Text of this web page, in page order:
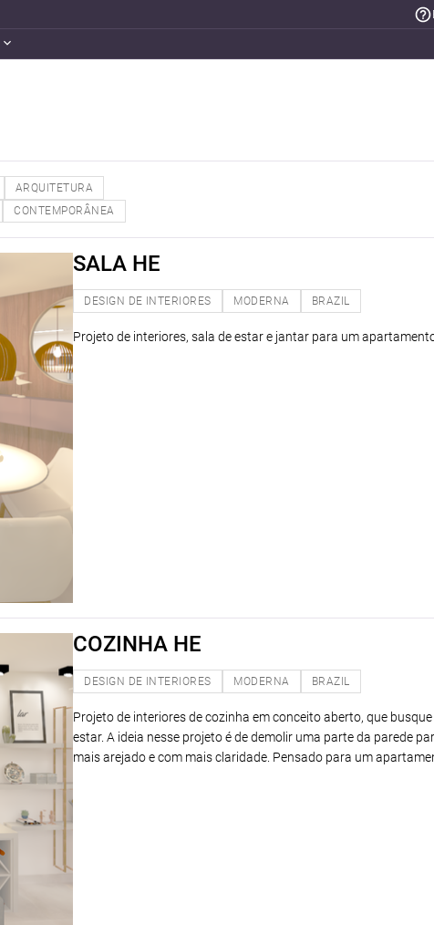
ARQUITETURA
CONTEMPORÂNEA
SALA HE
DESIGN DE INTERIORES MODERNA BRAZIL
Projeto de interiores, sala de estar e jantar para um
COZINHA HE
DESIGN DE INTERIORES MODERNA BRAZIL
Projeto de interiores de cozinha em conceito aberto, que
estar. A ideia nesse projeto é de demolir uma parte da parede
mais arejado e com mais claridade. Pensado para um